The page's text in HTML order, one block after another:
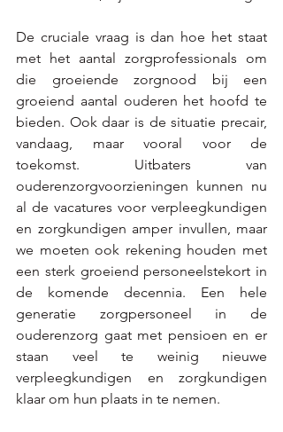
De cruciale vraag is dan hoe het staat
met het aantal zorgprofessionals om
die groeiende zorgnood bij een
groeiend aantal ouderen het hoofd te
bieden. Ook daar is de situatie precair,
vandaag, maar vooral voor de
toekomst. Uitbaters van
ouderenzorgvoorzieningen kunnen nu
al de vacatures voor verpleegkundigen
en zorgkundigen amper invullen, maar
we moeten ook rekening houden met
een sterk groeiend personeelstekort in
de komende decennia. Een hele
generatie zorgpersoneel in de
ouderenzorg gaat met pensioen en er
staan veel te weinig nieuwe
verpleegkundigen en zorgkundigen
klaar om hun plaats in te nemen.